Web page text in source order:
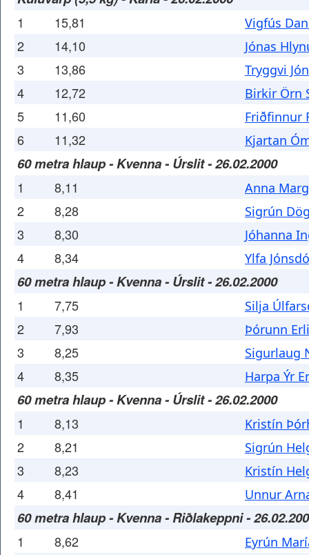
1 15,81 Vigfús
2 14,10 Jónas
3 13,86 Tryggvi
4 12,72 Birkir Örn
5 11,60 Friðfinnur
6 11,32 Kjartan
60 metra hlaup - Kvenna - Úrslit - 26.02.2000
1 8,11 Anna
2 8,28 Sigrún
3 8,30 Jóhanna
4 8,34 Ylfa
60 metra hlaup - Kvenna - Úrslit - 26.02.2000
1 7,75 Silja
2 7,93 Þórunn
3 8,25 Sigurlaug
4 8,35 Harpa Ýr
60 metra hlaup - Kvenna - Úrslit - 26.02.2000
1 8,13 Kristín
2 8,21 Sigrún
3 8,23 Kristín
4 8,41 Unnur
60 metra hlaup - Kvenna - Riðlakeppni -
1 8,62 Eyrún